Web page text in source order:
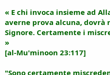
« E chi invoca insieme ad
averne prova alcuna, dovrà
Signore. Certamente i
»
[al-Mu'minoon 23:117]
"Sono certamente